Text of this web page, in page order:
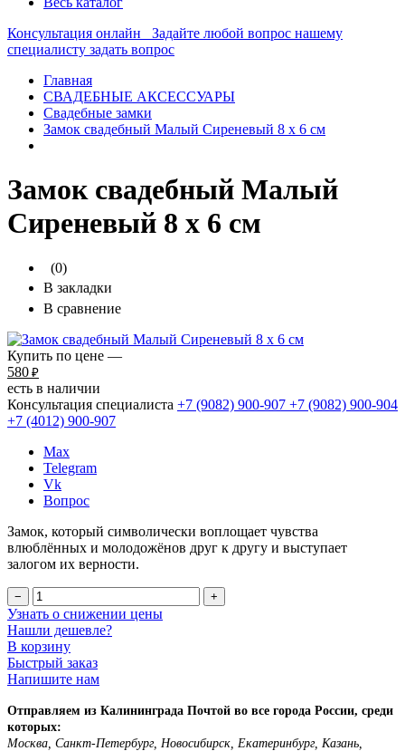
Консультация онлайн
Задайте любой вопрос нашему
специалисту задать вопрос
Главная
СВАДЕБНЫЕ АКСЕССУАРЫ
Свадебные замки
Замок свадебный Малый Сиреневый 8 х 6 см
Замок свадебный Малый
Сиреневый 8 х 6 см
(0)
В закладки
В сравнение
Купить по цене —
580 ₽
есть в наличии
Консультация специалиста +7 (9082) 900-907 +7 (9082) 900-904
+7 (4012) 900-907
Max
Telegram
Vk
Вопрос
Замок, который символически воплощает чувства
влюблённых и молодожёнов друг к другу и выступает
залогом их верности.
− +
Узнать о снижении цены
Нашли дешевле?
В корзину
Быстрый заказ
Напишите нам
Отправляем из Калининграда Почтой во все города России, среди
которых:
Москва, Санкт-Петербург, Новосибирск, Екатеринбург, Казань,